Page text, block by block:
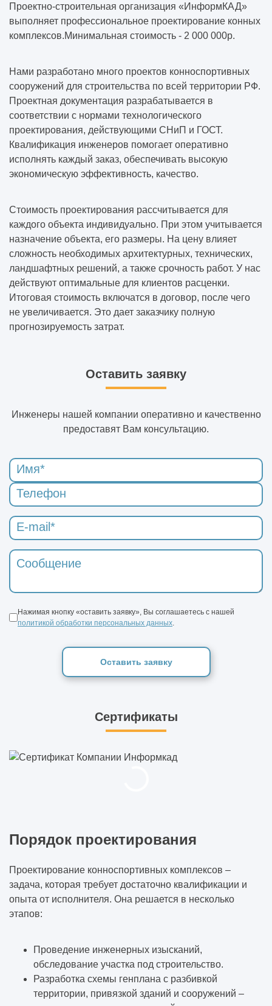
Проектно-строительная организация «ИнформКАД»
выполняет профессиональное проектирование конных
комплексов.Минимальная стоимость - 2 000 000р.
Нами разработано много проектов конноспортивных
сооружений для строительства по всей территории РФ.
Проектная документация разрабатывается в
соответствии с нормами технологического
проектирования, действующими СНиП и ГОСТ.
Квалификация инженеров помогает оперативно
исполнять каждый заказ, обеспечивать высокую
экономическую эффективность, качество.
Стоимость проектирования рассчитывается для
каждого объекта индивидуально. При этом учитывается
назначение объекта, его размеры. На цену влияет
сложность необходимых архитектурных, технических,
ландшафтных решений, а также срочность работ. У нас
действуют оптимальные для клиентов расценки.
Итоговая стоимость включатся в договор, после чего
не увеличивается. Это дает заказчику полную
прогнозируемость затрат.
Оставить заявку
Инженеры нашей компании оперативно и качественно
предоставят Вам консультацию.
Нажимая кнопку «оставить заявку», Вы соглашаетесь с нашей
политикой обработки персональных данных
Оставить заявку
Сертификаты
Порядок проектирования
Проектирование конноспортивных комплексов –
задача, которая требует достаточно квалификации и
опыта от исполнителя. Она решается в несколько
этапов:
Проведение инженерных изысканий,
обследование участка под строительство.
Разработка схемы генплана с разбивкой
территории, привязкой зданий и сооружений –